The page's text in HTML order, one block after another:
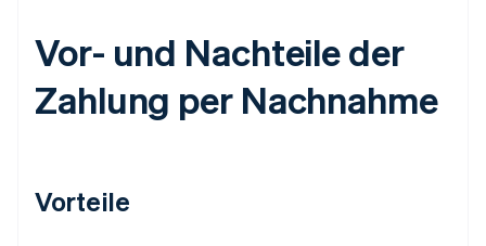
Vor- und Nachteile der
Zahlung per Nachnahme
Vorteile